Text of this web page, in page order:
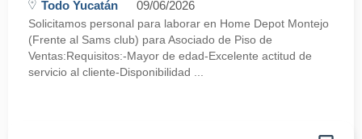
Todo Yucatán 09/06/2026
Solicitamos personal para laborar en Home Depot Montejo
(Frente al Sams club) para Asociado de Piso de
Ventas:Requisitos:-Mayor de edad-Excelente actitud de
servicio al cliente-Disponibilidad ...